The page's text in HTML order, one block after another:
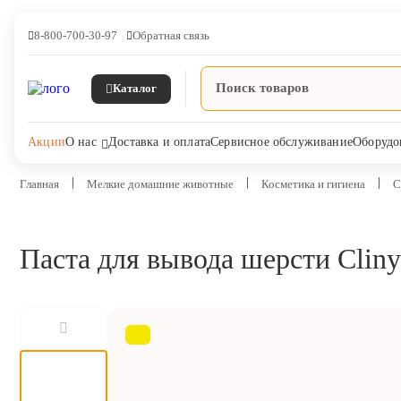
8-800-700-30-97 Обратная связь
Каталог
АкцииО нас Доставка и оплатаСервисное обслуживание
Ветпрепараты
Главная Мелкие домашние животные Косметика и гигиена
Паста для вывода шерсти